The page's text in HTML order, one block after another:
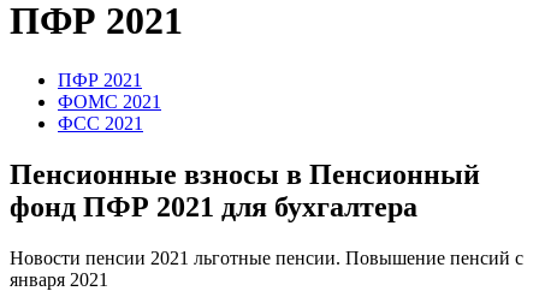
ПФР 2021
ПФР 2021
ФОМС 2021
ФСС 2021
Пенсионные взносы в Пенсионный
фонд ПФР 2021 для бухгалтера
Новости пенсии 2021 льготные пенсии. Повышение пенсий с
января 2021